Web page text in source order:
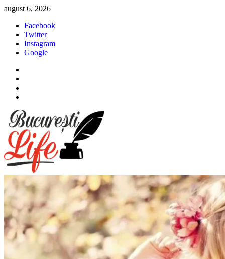
Sari
conținut
august 6, 2026
Facebook
Twitter
Instagram
Google